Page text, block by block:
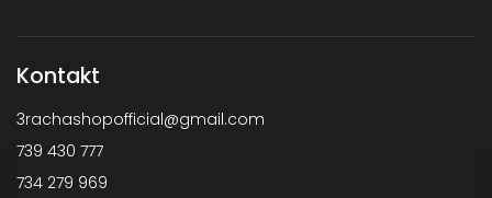
Kontakt
3rachashopofficial@gmail.com
739 430 777
734 279 969